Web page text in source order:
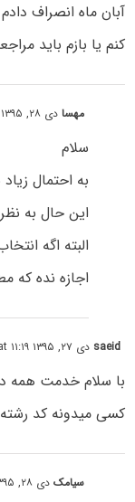
آبان ماه انصراف
کنم یا بازم باید
مهسادی ۲۸, ۱۳۹۵ at ۱۲:۵۰ ب٫ظ
سلام
به احتمال
این حال به
البته اگه
اجازه نده که
saeid دی ۲۷, ۱۳۹۵ at ۱۱:۱۹ ب٫ظ
با سلام خدمت همه
کسی میدونه کد
سیامکدی ۲۸, ۱۳۹۵ at ۰:۰۰ ق٫ظ